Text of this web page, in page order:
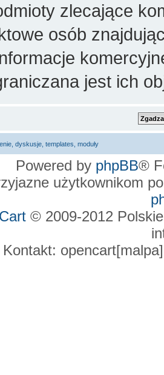
zlecające
osób
jest ich
dyskusje, templates, moduły
Powered by phpBB®
użytkownikom
© 2009-2012
Kontakt: